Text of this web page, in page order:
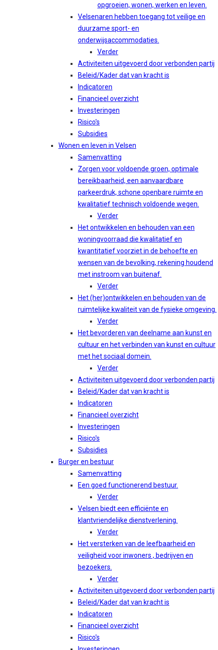
opgroeien, wonen, werken en leven.
Velsenaren hebben toegang tot veilige en
duurzame sport- en
onderwijsaccommodaties.
Verder
Activiteiten uitgevoerd door verbonden partij
Beleid/Kader dat van kracht is
Indicatoren
Financieel overzicht
Investeringen
Risico's
Subsidies
Wonen en leven in Velsen
Samenvatting
Zorgen voor voldoende groen, optimale
bereikbaarheid, een aanvaardbare
parkeerdruk, schone openbare ruimte en
kwalitatief technisch voldoende wegen.
Verder
Het ontwikkelen en behouden van een
woningvoorraad die kwalitatief en
kwantitatief voorziet in de behoefte en
wensen van de bevolking, rekening houdend
met instroom van buitenaf.
Verder
Het (her)ontwikkelen en behouden van de
ruimtelijke kwaliteit van de fysieke omgeving.
Verder
Het bevorderen van deelname aan kunst en
cultuur en het verbinden van kunst en cultuur
met het sociaal domein.
Verder
Activiteiten uitgevoerd door verbonden partij
Beleid/Kader dat van kracht is
Indicatoren
Financieel overzicht
Investeringen
Risico's
Subsidies
Burger en bestuur
Samenvatting
Een goed functionerend bestuur.
Verder
Velsen biedt een efficiënte en
klantvriendelijke dienstverlening.
Verder
Het versterken van de leefbaarheid en
veiligheid voor inwoners , bedrijven en
bezoekers.
Verder
Activiteiten uitgevoerd door verbonden partij
Beleid/Kader dat van kracht is
Indicatoren
Financieel overzicht
Risico's